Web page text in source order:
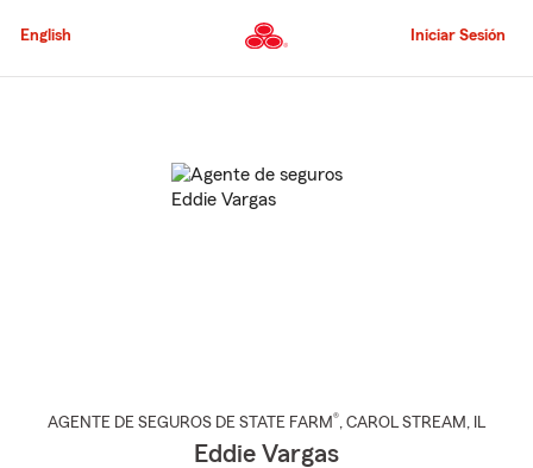
al
principal
English Iniciar Sesión
AGENTE DE SEGUROS DE STATE FARM®, CAROL STREAM , IL
Eddie Vargas